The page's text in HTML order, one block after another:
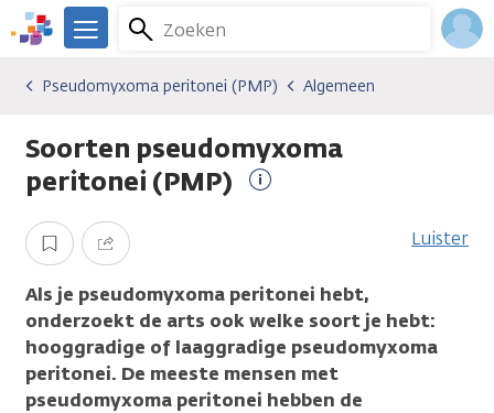
Overslaan
en
gaan
We
er
je.
Kanker.nl
Zoeken
Menu
Kankersoorten
Pseudomyxoma peritonei (PMP)
Algemeen
Pseudomyxoma peritonei (PMP) Algemeen
Soorten pseudomyxoma
peritonei (PMP)
Opslaan Delen Luister
Als je pseudomyxoma peritonei hebt,
onderzoekt de arts ook welke soort je hebt:
hooggradige of laaggradige pseudomyxoma
peritonei. De meeste mensen met
pseudomyxoma peritonei hebben de